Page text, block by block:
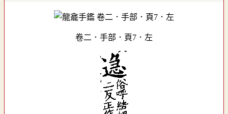
卷二．手部．頁7．左